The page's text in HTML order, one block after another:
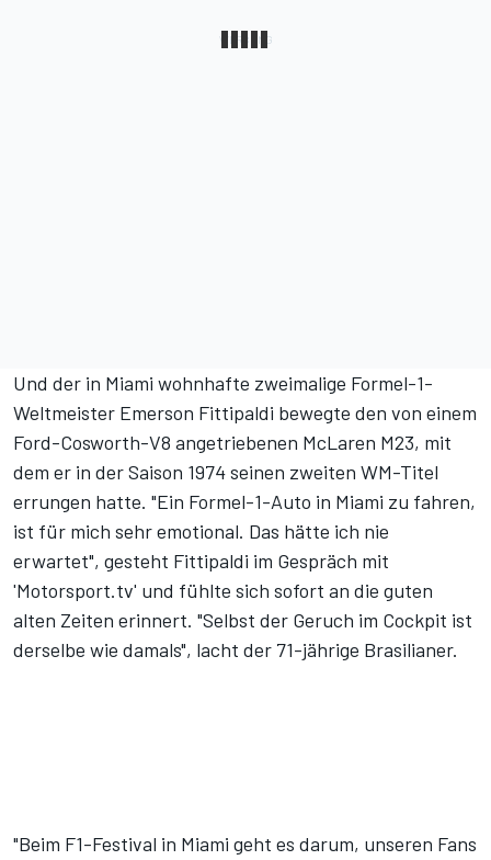
Und der in Miami wohnhafte zweimalige Formel-1-
Weltmeister Emerson Fittipaldi bewegte den von einem
Ford-Cosworth-V8 angetriebenen McLaren M23, mit
dem er in der Saison 1974 seinen zweiten WM-Titel
errungen hatte. "Ein Formel-1-Auto in Miami zu fahren,
ist für mich sehr emotional. Das hätte ich nie
erwartet", gesteht Fittipaldi im Gespräch mit
'Motorsport.tv' und fühlte sich sofort an die guten
alten Zeiten erinnert. "Selbst der Geruch im Cockpit ist
derselbe wie damals", lacht der 71-jährige Brasilianer.
"Beim F1-Festival in Miami geht es darum, unseren Fans